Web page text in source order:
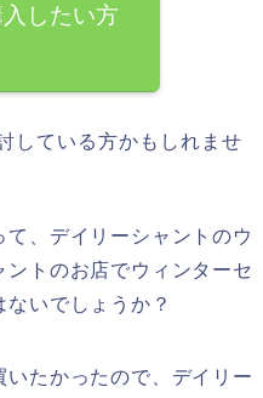
したい方
している方かもしれませ
、デイリーシャントのウ
トのお店でウィンターセ
いでしょうか？
たかったので、デイリー